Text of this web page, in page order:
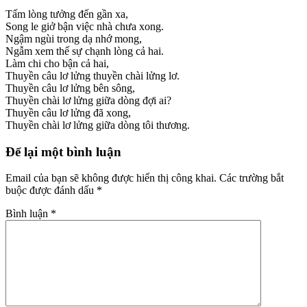
Tấm lòng tưởng đến gần xa,
Song le giở bận việc nhà chưa xong.
Ngậm ngùi trong dạ nhớ mong,
Ngẫm xem thế sự chạnh lòng cả hai.
Làm chi cho bận cả hai,
Thuyền câu lơ lửng thuyền chài lửng lơ.
Thuyền câu lơ lửng bên sông,
Thuyền chài lơ lửng giữa dòng đợi ai?
Thuyền câu lơ lửng đã xong,
Thuyền chài lơ lửng giữa dòng tôi thương.
Để lại một bình luận
Email của bạn sẽ không được hiển thị công khai. Các trường bắt
buộc được đánh dấu *
Bình luận *